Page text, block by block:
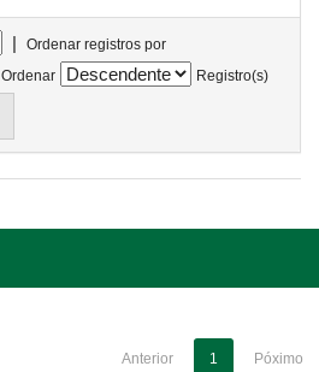
|
Ordenar registros por
Ordenar
Registro(s)
Anterior 1 Póximo